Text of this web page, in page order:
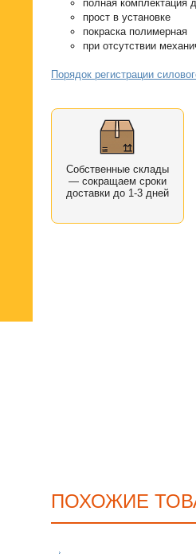
полная комплектация
прост в установке
покраска полимерная
при отсутствии
Порядок регистрации
Собственные склады
— сокращаем сроки
доставки до 1-3 дней
ПОХОЖИЕ